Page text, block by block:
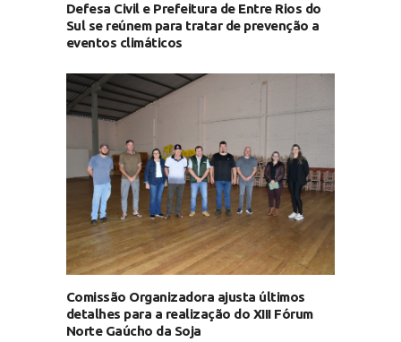
Defesa Civil e Prefeitura de Entre Rios do
Sul se reúnem para tratar de prevenção a
eventos climáticos
Comissão Organizadora ajusta últimos
detalhes para a realização do XIII Fórum
Norte Gaúcho da Soja